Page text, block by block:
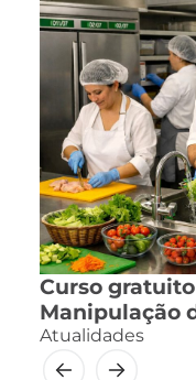
Curso
Manipulação
Atualidades